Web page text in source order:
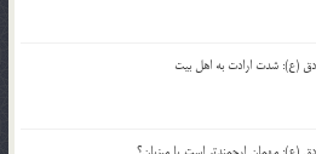
(ع): شدت ارادت به اهل بیت